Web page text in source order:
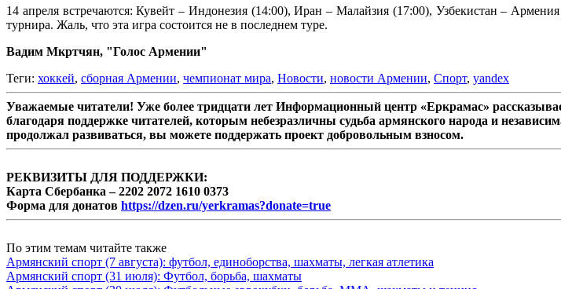
14 апреля встречаются: Кувейт – Индонезия (14:00), Иран – Малайзия (17:00), Узбекистан –
турнира. Жаль, что эта игра состоится не в последнем туре.
Вадим Мкртчян, "Голос Армении"
Теги: хоккей, сборная Армении, чемпионат мира, Новости, новости Армении, Спорт, yandex
Уважаемые читатели! Уже более тридцати лет Информационный центр «Еркрамас»
благодаря поддержке читателей, которым небезразличны судьба армянского народа и
продолжал развиваться, вы можете поддержать проект добровольным взносом.
РЕКВИЗИТЫ ДЛЯ ПОДДЕРЖКИ:
Карта Сбербанка – 2202 2072 1610 0373
Форма для донатов https://dzen.ru/yerkramas?donate=true
По этим темам читайте также
Армянский спорт (7 августа): футбол, единоборства, шахматы, легкая атлетика
Армянский спорт (31 июля): Футбол, борьба, шахматы